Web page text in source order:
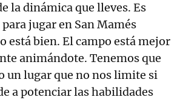
la dinámica que lleves. Es
jugar en San Mamés
está bien. El campo está mejor
animándote. Tenemos que
un lugar que no nos limite si
a potenciar las habilidades